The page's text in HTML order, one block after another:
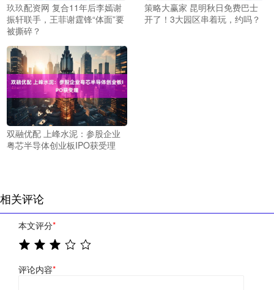
玖玖配资网 复合11年后李嫣谢
振轩联手，王菲谢霆锋“体面”要
被撕碎？
策略大赢家 昆明秋日免费巴士
开了！3大园区串着玩，约吗？
双融优配 上峰水泥：参股企业
粤芯半导体创业板IPO获受理
相关评论
本文评分*
评论内容*